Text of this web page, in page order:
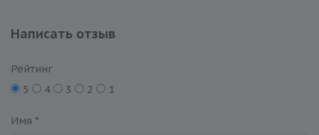
Написать отзыв
Рейтинг
5
4 3 2 1
Имя *